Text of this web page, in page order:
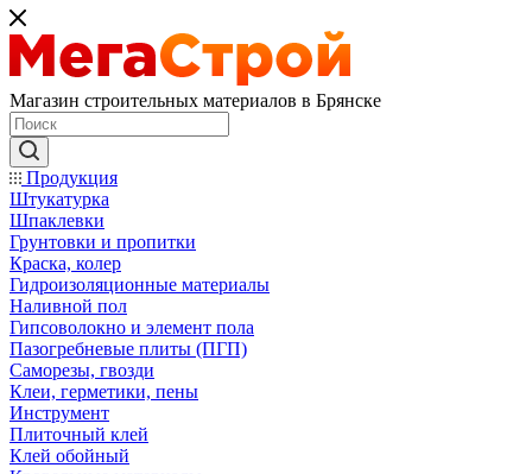
Магазин строительных материалов в Брянске
Продукция
Штукатурка
Шпаклевки
Грунтовки и пропитки
Краска, колер
Гидроизоляционные материалы
Наливной пол
Гипсоволокно и элемент пола
Пазогребневые плиты (ПГП)
Саморезы, гвозди
Клеи, герметики, пены
Инструмент
Плиточный клей
Клей обойный